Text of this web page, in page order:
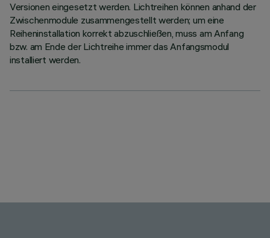
Versionen eingesetzt werden. Lichtreihen können anhand der
Zwischenmodule zusammengestellt werden; um eine
Reiheninstallation korrekt abzuschließen, muss am Anfang
bzw. am Ende der Lichtreihe immer das Anfangsmodul
installiert werden.